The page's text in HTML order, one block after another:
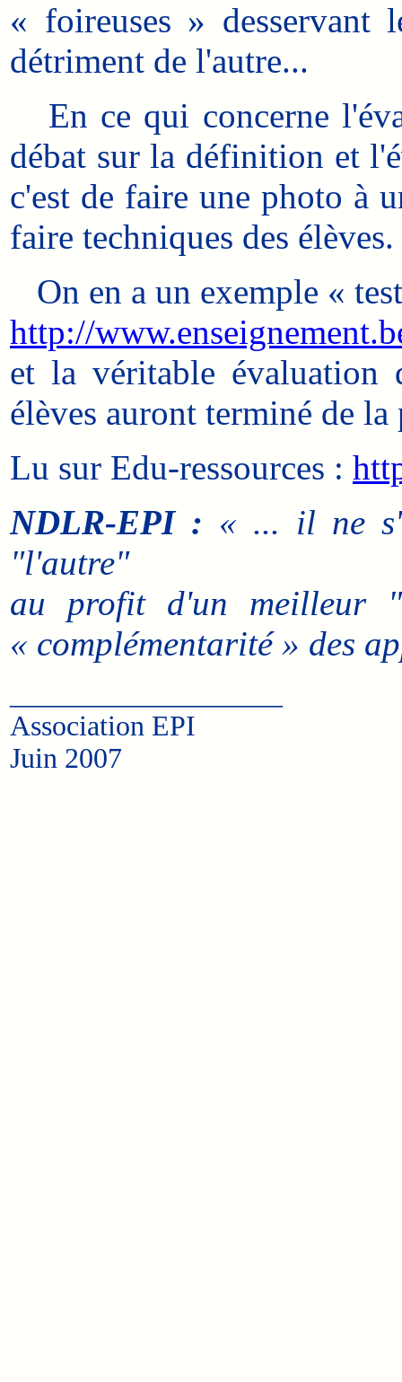
« foireuses » desservant
détriment de l'autre...
En ce qui concerne
débat sur la définition et
c'est de faire une photo à
faire techniques des élèves.
On en a un exemple «
http://
et la véritable évaluation
élèves auront terminé de la
Lu sur Edu-ressources :
NDLR-EPI : « ... il ne
"l'autre"
au profit d'un meilleur
« complémentarité » des
Association EPI
Juin 2007